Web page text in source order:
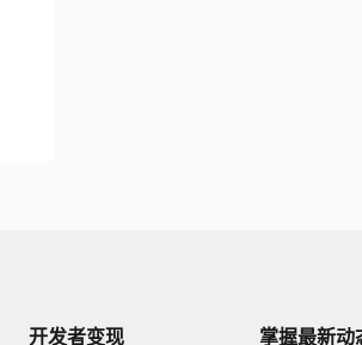
开发者变现 掌握最新动